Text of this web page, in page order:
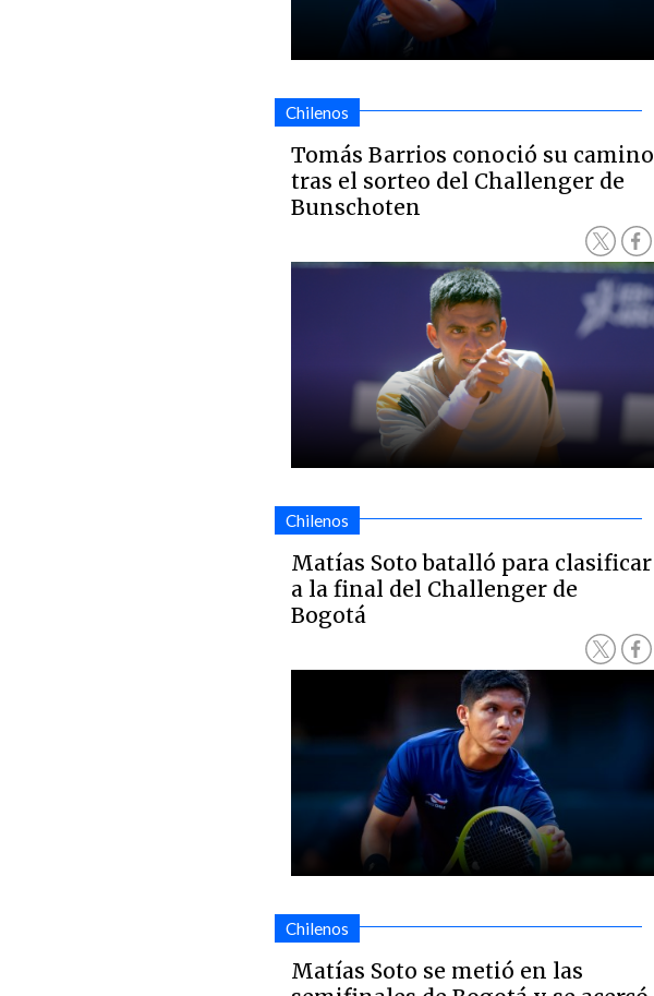
Chilenos
Tomás Barrios conoció su camino
tras el sorteo del Challenger de
Bunschoten
Chilenos
Matías Soto batalló para clasificar
a la final del Challenger de
Bogotá
Chilenos
Matías Soto se metió en las